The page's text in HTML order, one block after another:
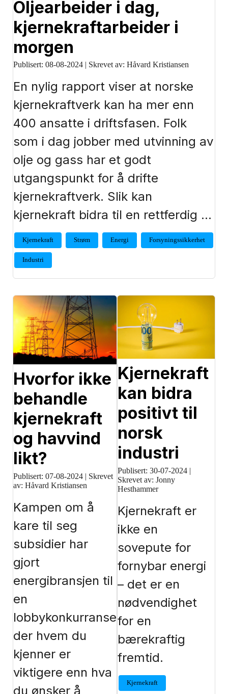
Oljearbeider i dag,
kjernekraftarbeider i
morgen
Publisert: 08-08-2024 | Skrevet av: Håvard Kristiansen
En nylig rapport viser at norske
kjernekraftverk kan ha mer enn
400 ansatte i driftsfasen. Folk
som i dag jobber med utvinning av
olje og gass har et godt
utgangspunkt for å drifte
kjernekraftverk. Slik kan
kjernekraft bidra til en rettferdig …
Kjernekraft Strøm Energi Forsyningssikkerhet
Industri
Hvorfor ikke
behandle
kjernekraft
og havvind
likt?
Publisert: 07-08-2024 | Skrevet
av: Håvard Kristiansen
Kampen om å
kare til seg
subsidier har
gjort
energibransjen til
en
lobbykonkurranse
der hvem du
kjenner er
viktigere enn hva
du ønsker å
Kjernekraft
kan bidra
positivt til
norsk
industri
Publisert: 30-07-2024 |
Skrevet av: Jonny
Hesthammer
Kjernekraft er
ikke en
sovepute for
fornybar energi
– det er en
nødvendighet
for en
bærekraftig
fremtid.
Kjernekraft